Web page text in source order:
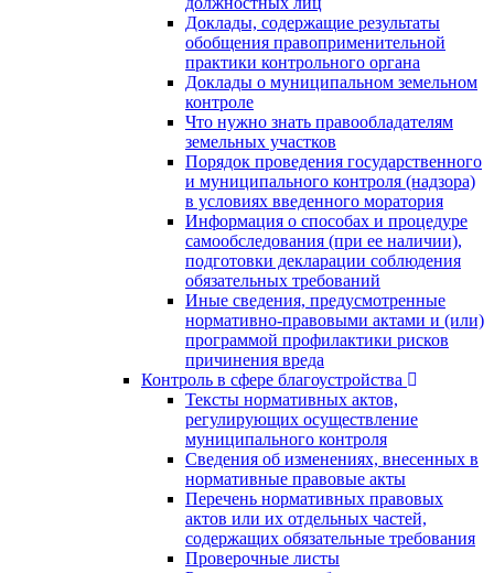
Доклады, содержащие результаты
обобщения правоприменительной
практики контрольного органа
Доклады о муниципальном земельном
контроле
Что нужно знать правообладателям
земельных участков
Порядок проведения государственного
и муниципального контроля (надзора)
в условиях введенного моратория
Информация о способах и процедуре
самообследования (при ее наличии),
подготовки декларации соблюдения
обязательных требований
Иные сведения, предусмотренные
нормативно-правовыми актами и (или)
программой профилактики рисков
причинения вреда
Контроль в сфере благоустройства
Тексты нормативных актов,
регулирующих осуществление
муниципального контроля
Сведения об изменениях, внесенных в
нормативные правовые акты
Перечень нормативных правовых
актов или их отдельных частей,
содержащих обязательные требования
Проверочные листы